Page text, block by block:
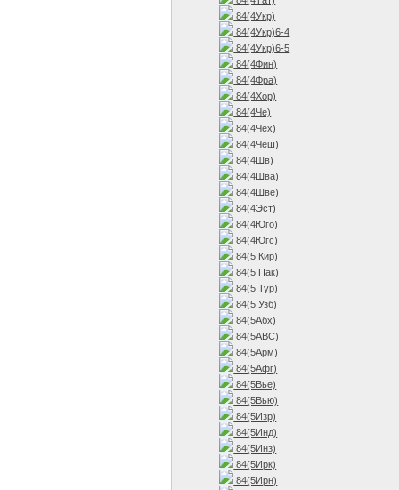
84(4Укр)
84(4Укр)6-4
84(4Укр)6-5
84(4Фин)
84(4Фра)
84(4Хор)
84(4Че)
84(4Чех)
84(4Чеш)
84(4Шв)
84(4Шва)
84(4Шве)
84(4Эст)
84(4Юго)
84(4Югс)
84(5 Кир)
84(5 Пак)
84(5 Тур)
84(5 Узб)
84(5Абх)
84(5АВС)
84(5Арм)
84(5Афг)
84(5Вье)
84(5Вью)
84(5Изр)
84(5Инд)
84(5Инз)
84(5Ирк)
84(5Ирн)